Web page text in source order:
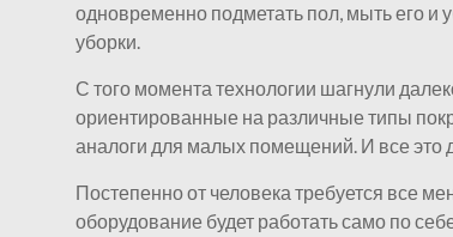
одновременно подметать пол, мыть его и
уборки.
С того момента технологии шагнули
ориентированные на различные типы
аналоги для малых помещений. И все это
Постепенно от человека требуется все
оборудование будет работать само по